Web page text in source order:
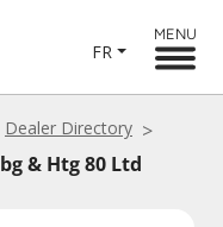
FR
MENU
Dealer Directory
& Htg 80 Ltd